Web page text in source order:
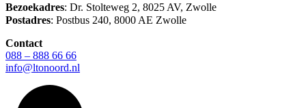
Bezoekadres: Dr. Stolteweg 2, 8025 AV, Zwolle
Postadres: Postbus 240, 8000 AE Zwolle
Contact
088 – 888 66 66
info@ltonoord.nl